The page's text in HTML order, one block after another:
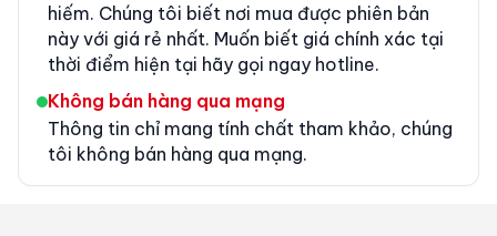
hiếm. Chúng tôi biết nơi mua được phiên bản
này với giá rẻ nhất. Muốn biết giá chính xác tại
thời điểm hiện tại hãy gọi ngay hotline.
Không bán hàng qua mạng
Thông tin chỉ mang tính chất tham khảo, chúng
tôi không bán hàng qua mạng.